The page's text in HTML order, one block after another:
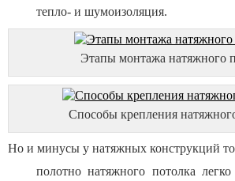
тепло- и шумоизоляция.
Этапы монтажа натяжного
Способы крепления
Но и минусы у натяжных конструкций
полотно натяжного потолка